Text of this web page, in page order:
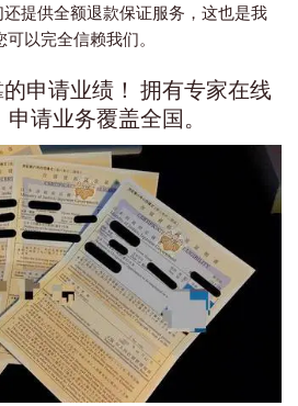
提供全额退款保证服务，这也是我
以完全信赖我们。
申请业绩！ 拥有专家在线
请业务覆盖全国。